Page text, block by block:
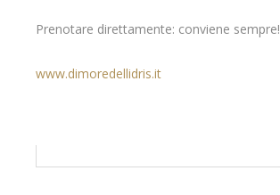
Prenotare direttamente: conviene sempre!
www.dimoredellidris.it